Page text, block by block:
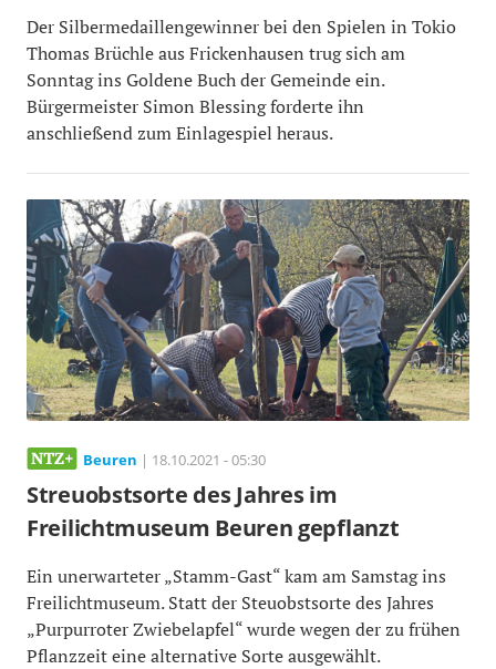
Der Silbermedaillengewinner bei den Spielen in Tokio
Thomas Brüchle aus Frickenhausen trug sich am
Sonntag ins Goldene Buch der Gemeinde ein.
Bürgermeister Simon Blessing forderte ihn
anschließend zum Einlagespiel heraus.
Beuren | 18.10.2021 - 05:30
Streuobstsorte des Jahres im
Freilichtmuseum Beuren gepflanzt
Ein unerwarteter „Stamm-Gast“ kam am Samstag ins
Freilichtmuseum. Statt der Steuobstsorte des Jahres
„Purpurroter Zwiebelapfel“ wurde wegen der zu frühen
Pflanzzeit eine alternative Sorte ausgewählt.